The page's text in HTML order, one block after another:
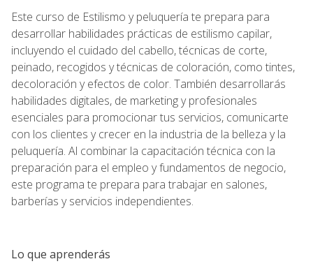
Este curso de Estilismo y peluquería te prepara para
desarrollar habilidades prácticas de estilismo capilar,
incluyendo el cuidado del cabello, técnicas de corte,
peinado, recogidos y técnicas de coloración, como tintes,
decoloración y efectos de color. También desarrollarás
habilidades digitales, de marketing y profesionales
esenciales para promocionar tus servicios, comunicarte
con los clientes y crecer en la industria de la belleza y la
peluquería. Al combinar la capacitación técnica con la
preparación para el empleo y fundamentos de negocio,
este programa te prepara para trabajar en salones,
barberías y servicios independientes.
Lo que aprenderás